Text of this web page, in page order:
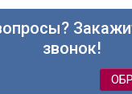
звонок!